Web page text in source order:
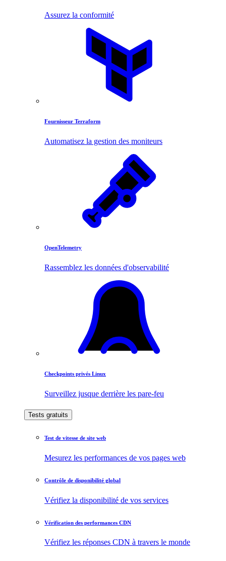
Assurez la conformité
Fournisseur Terraform
Automatisez la gestion des moniteurs
OpenTelemetry
Rassemblez les données d'observabilité
Checkpoints privés Linux
Surveillez jusque derrière les pare-feu
Tests gratuits
Test de vitesse de site web
Mesurez les performances de vos pages web
Contrôle de disponibilité global
Vérifiez la disponibilité de vos services
Vérification des performances CDN
Vérifiez les réponses CDN à travers le monde